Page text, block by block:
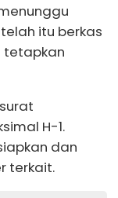
itu berkas
tetapkan
H-1.
dan
terkait.